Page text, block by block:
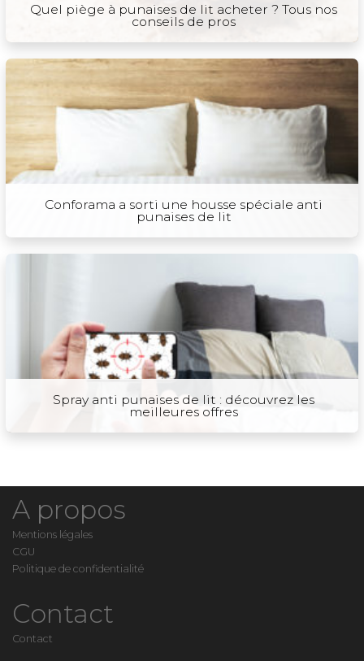
Quel piège à punaises de lit acheter ? Tous nos
conseils de pros
Conforama a sorti une housse spéciale anti
punaises de lit
Spray anti punaises de lit : découvrez les
meilleures offres
A propos
Mentions légales
CGU
Politique de confidentialité
Contact
Contact